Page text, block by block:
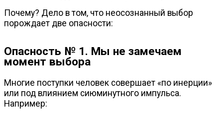
Почему? Дело в том, что неосознанный выбор
порождает две опасности:
Опасность № 1. Мы не замечаем
момент выбора
Многие поступки человек совершает «по инерции»
или под влиянием сиюминутного импульса.
Например: